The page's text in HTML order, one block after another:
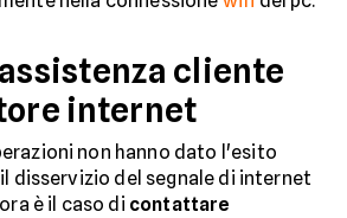
cliente
internet
non hanno dato l'esito
disservizio del segnale di internet
è il caso di contattare